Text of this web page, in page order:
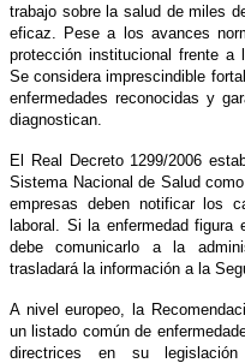
trabajo sobre la salud de miles
eficaz. Pese a los avances
protección institucional frente a
Se considera imprescindible
enfermedades reconocidas y
diagnostican.
El Real Decreto 1299/2006
Sistema Nacional de Salud
empresas deben notificar los
laboral. Si la enfermedad
debe comunicarlo a la
trasladará la información a la
A nivel europeo, la
un listado común de
directrices en su